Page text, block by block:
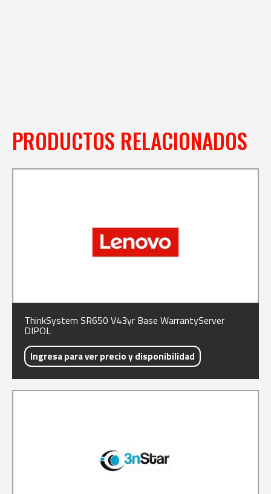
PRODUCTOS RELACIONADOS
ThinkSystem SR650 V43yr Base WarrantyServer
DIPOL
Ingresa para ver precio y disponibilidad